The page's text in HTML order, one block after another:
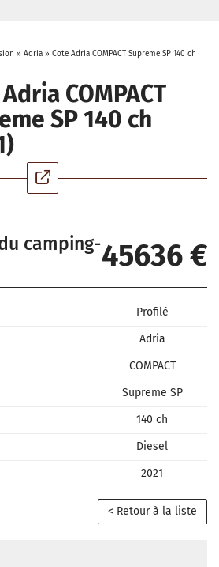
» Adria »Cote Adria COMPACT Supreme SP 140 ch
COMPACT
SP 140 ch
camping-45636 €
Profilé
Adria
COMPACT
Supreme SP
140 ch
Diesel
2021
< Retour à la liste